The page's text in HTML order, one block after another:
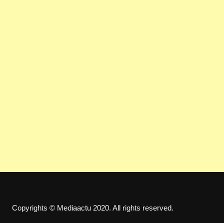
Copyrights © Mediaactu 2020. All rights reserved.